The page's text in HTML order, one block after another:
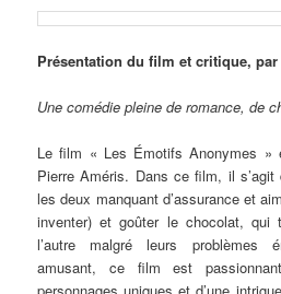
Présentation du film et critique,
Une comédie pleine de romance, de
Le film « Les Émotifs Anonymes »
Pierre Améris. Dans ce film, il
les deux manquant d’assurance et
inventer) et goûter le chocolat, qui
l’autre malgré leurs problèmes
amusant, ce film est